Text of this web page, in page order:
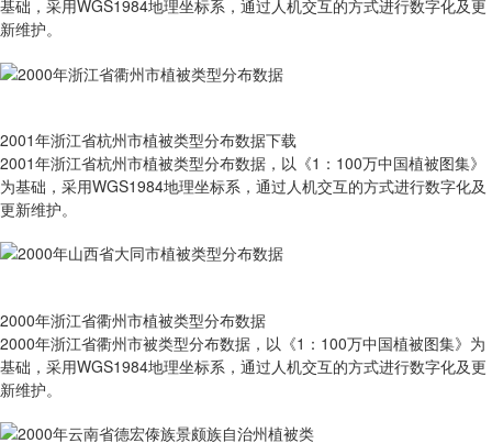
基础，采用WGS1984地理坐标系，通过人机交互的方式进行数字化及更
新维护。
2001年浙江省杭州市植被类型分布数据下载
2001年浙江省杭州市植被类型分布数据，以《1：100万中国植被图集》
为基础，采用WGS1984地理坐标系，通过人机交互的方式进行数字化及
更新维护。
2000年浙江省衢州市植被类型分布数据
2000年浙江省衢州市被类型分布数据，以《1：100万中国植被图集》为
基础，采用WGS1984地理坐标系，通过人机交互的方式进行数字化及更
新维护。